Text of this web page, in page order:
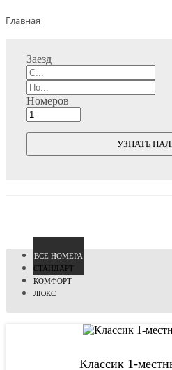
Главная
Заезд
Номеров
УЗНАТЬ
ВCЕ НОМЕРА
СТАНДАРТ
КОМФОРТ
ЛЮКС
Классик 1-